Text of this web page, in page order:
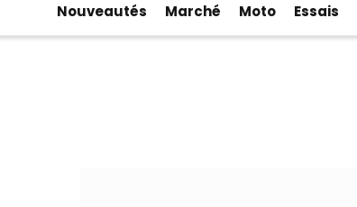
Nouveautés Marché Moto Essais